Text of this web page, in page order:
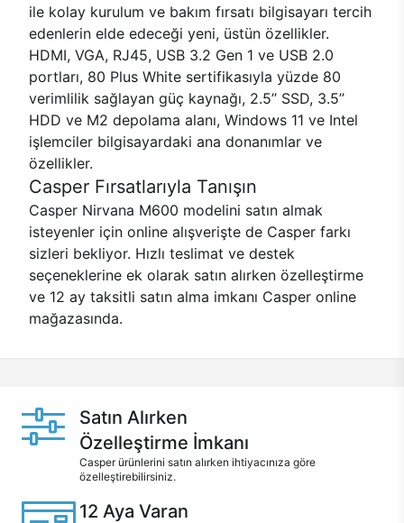
ile kolay kurulum ve bakım fırsatı bilgisayarı tercih
edenlerin elde edeceği yeni, üstün özellikler.
HDMI, VGA, RJ45, USB 3.2 Gen 1 ve USB 2.0
portları, 80 Plus White sertifikasıyla yüzde 80
verimlilik sağlayan güç kaynağı, 2.5’’ SSD, 3.5’’
HDD ve M2 depolama alanı, Windows 11 ve Intel
işlemciler bilgisayardaki ana donanımlar ve
özellikler.
Casper Fırsatlarıyla Tanışın
Casper Nirvana M600 modelini satın almak
isteyenler için online alışverişte de Casper farkı
sizleri bekliyor. Hızlı teslimat ve destek
seçeneklerine ek olarak satın alırken özelleştirme
ve 12 ay taksitli satın alma imkanı Casper online
mağazasında.
Satın Alırken
Özelleştirme İmkanı
Casper ürünlerini satın alırken ihtiyacınıza göre
özelleştirebilirsiniz.
12 Aya Varan